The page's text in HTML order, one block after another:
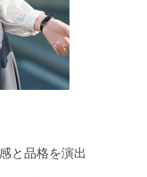
と品格を演出